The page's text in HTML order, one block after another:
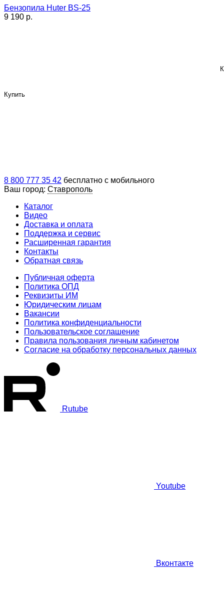
Бензопила Huter BS-25
9 190 p.
Купить
8 800 777 35 42 бесплатно с мобильного
Ваш город: Ставрополь
Каталог
Видео
Доставка и оплата
Поддержка и сервис
Расширенная гарантия
Контакты
Обратная связь
Публичная оферта
Политика ОПД
Реквизиты ИМ
Юридическим лицам
Вакансии
Политика конфиденциальности
Пользовательское соглашение
Правила пользования личным кабинетом
Согласие на обработку персональных данных
Rutube
Youtube
Вконтакте